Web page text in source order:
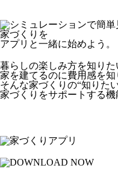
家づくりを
アプリと一緒に始めよう。
暮らしの楽しみ方を知りた
家を建てるのに費用感を
そんな家づくりの“知りた
家づくりをサポートする機